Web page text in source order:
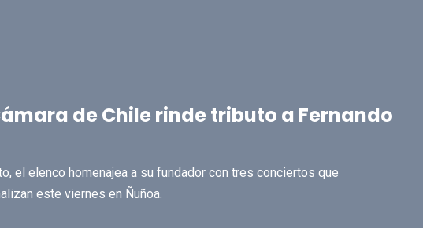
de Chile rinde tributo a Fernando
el elenco homenajea a su fundador con tres conciertos que
este viernes en Ñuñoa.